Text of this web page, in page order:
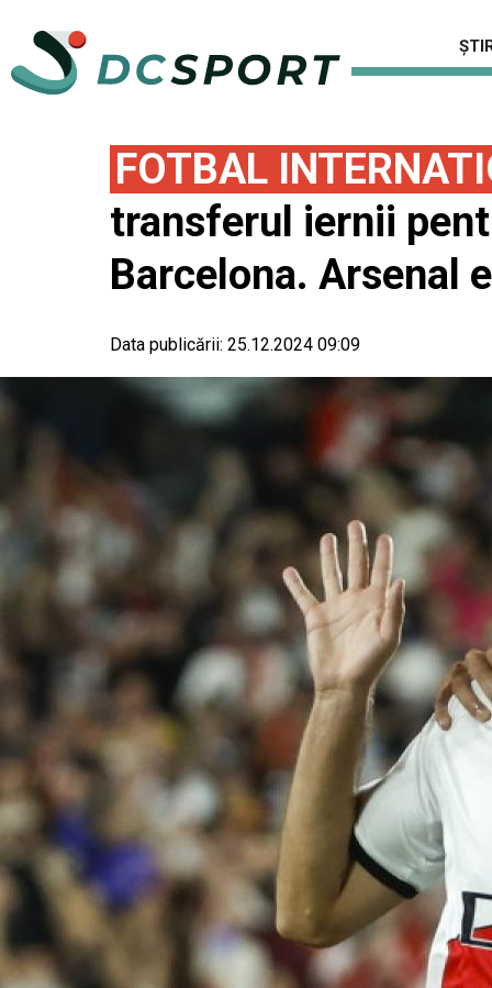
FOTBAL
transferul iernii
Barcelona. Arsenal
Data publicării: 25.12.2024 09:09